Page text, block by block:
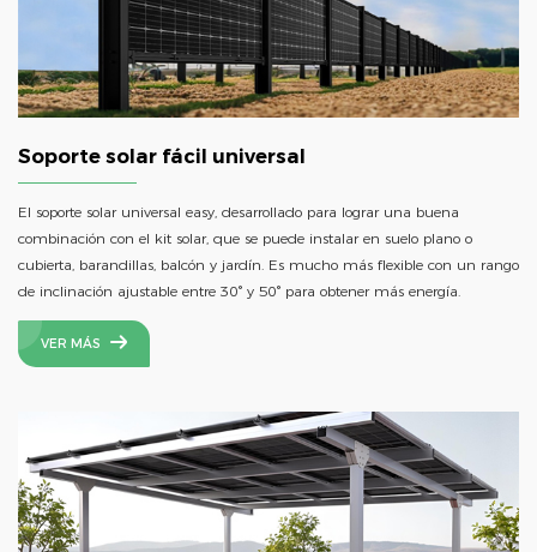
Soporte solar fácil universal
El soporte solar universal easy, desarrollado para lograr una buena
combinación con el kit solar, que se puede instalar en suelo plano o
cubierta, barandillas, balcón y jardín. Es mucho más flexible con un rango
de inclinación ajustable entre 30° y 50° para obtener más energía.
VER MÁS